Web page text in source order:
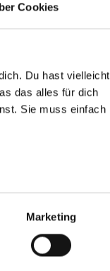
Cookies
Du hast vielleicht
das alles für dich
Sie muss einfach
der
analysieren
führen diese
Marketing